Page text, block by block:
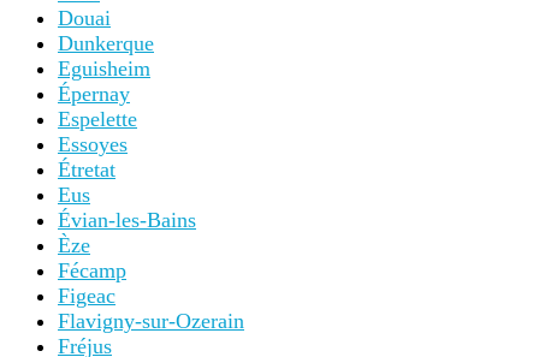
Douai
Dunkerque
Eguisheim
Épernay
Espelette
Essoyes
Étretat
Eus
Évian-les-Bains
Èze
Fécamp
Figeac
Flavigny-sur-Ozerain
Fréjus